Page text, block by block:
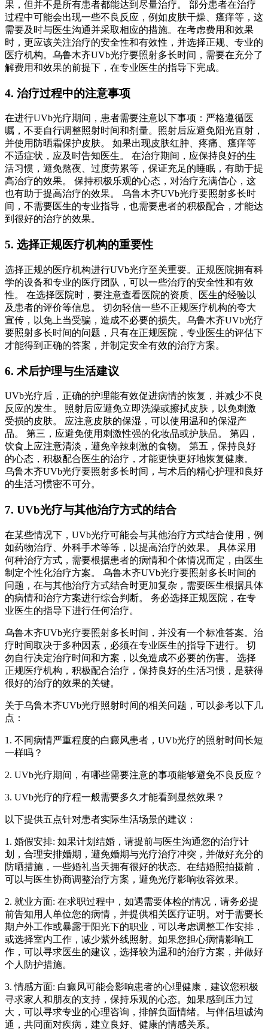
果，但并不是所有患者都能达到尽量治疗。 部分患者在治疗
过程中可能会出现一些不良反应，例如皮肤干燥、瘙痒等，这
需要及时与医生沟通并采取相应的措施。在考虑费用和效果
时，更应该关注治疗的安全性和有效性，并选择正规、专业的
医疗机构。乌鲁木齐UVb光疗要照射多长时间，需要在充分了
解费用和效果的前提下，在专业医生的指导下完成。
4. 治疗过程中的注意事项
在进行UVb光疗期间，患者需要注意以下事项：严格遵循医
嘱，不要自行调整照射时间和剂量。照射后应避免阳光直射，
并使用防晒霜保护皮肤。 如果出现皮肤红肿、疼痛、瘙痒等
不适症状，应及时告知医生。 在治疗期间，应保持良好的生
活习惯，避免熬夜、过度劳累等，保证充足的睡眠，有助于提
高治疗的效果。 保持积极乐观的心态，对治疗充满信心，这
也有助于提高治疗的效果。 乌鲁木齐UVb光疗要照射多长时
间，不需要医生的专业指导，也需要患者的积极配合，才能达
到很好的治疗的效果。
5. 选择正规医疗机构的重要性
选择正规的医疗机构进行UVb光疗至关重要。正规医院拥有科
学的设备和专业的医疗团队，可以一些治疗的安全性和有效
性。 在选择医院时，要注意查看医院的资质、医生的经验以
及患者的评价等信息。 切勿轻信一些不正规医疗机构的夸大
宣传，以免上当受骗，造成不必要的损失。乌鲁木齐UVb光疗
要照射多长时间的问题，只有在正规医院，专业医生的评估下
才能得到正确的答案，并制定安全有效的治疗方案。
6. 术后护理与生活建议
UVb光疗后，正确的护理能有效促进病情的恢复，并减少不良
反应的发生。 照射后应避免立即洗澡或擦拭皮肤，以免刺激
受损的皮肤。 应注意皮肤的保湿，可以使用温和的保湿产
品。 第三，应避免使用刺激性强的化妆品或护肤品。 第四，
饮食上应注意清淡，避免辛辣刺激的食物。 第五，保持良好
的心态，积极配合医生的治疗，才能更快更好地恢复健康。
乌鲁木齐UVb光疗要照射多长时间，与术后的精心护理和良好
的生活习惯密不可分。
7. UVb光疗与其他治疗方式的结合
在某些情况下，UVb光疗可能会与其他治疗方式结合使用，例
如药物治疗、外科手术等等，以提高治疗的效果。 具体采用
何种治疗方式，需要根据患者的病情和个体情况而定，由医生
制定个性化治疗方案。 乌鲁木齐UVb光疗要照射多长时间的
问题，在与其他治疗方式结合时更加复杂，需要医生根据具体
的病情和治疗方案进行综合判断。 务必选择正规医院，在专
业医生的指导下进行任何治疗。
乌鲁木齐UVb光疗要照射多长时间，并没有一个标准答案。治
疗时间取决于多种因素，必须在专业医生的指导下进行。 切
勿自行决定治疗时间和方案，以免造成不必要的伤害。 选择
正规医疗机构，积极配合治疗，保持良好的生活习惯，是获得
很好的治疗的效果的关键。
关于乌鲁木齐UVb光疗照射时间的相关问题，可以参考以下几
点：
1. 不同病情严重程度的白癜风患者，UVb光疗的照射时间长短
一样吗？
2. UVb光疗期间，有哪些需要注意的事项能够避免不良反应？
3. UVb光疗的疗程一般需要多久才能看到显然效果？
以下提供五点针对患者实际生活场景的建议：
1. 婚假安排: 如果计划结婚，请提前与医生沟通您的治疗计
划，合理安排婚期，避免婚期与光疗治疗冲突，并做好充分的
防晒措施，一些婚礼当天拥有很好的状态。在结婚照拍摄前，
可以与医生协商调整治疗方案，避免光疗影响妆容效果。
2. 就业方面: 在求职过程中，如遇需要体检的情况，请务必提
前告知用人单位您的病情，并提供相关医疗证明。对于需要长
期户外工作或暴露于阳光下的职业，可以考虑调整工作安排，
或选择室内工作，减少紫外线照射。如果您担心病情影响工
作，可以寻求医生的建议，选择较为温和的治疗方案，并做好
个人防护措施。
3. 情感方面: 白癜风可能会影响患者的心理健康，建议您积极
寻求家人和朋友的支持，保持乐观的心态。如果感到压力过
大，可以寻求专业的心理咨询，排解负面情绪。与伴侣坦诚沟
通，共同面对疾病，建立良好、健康的情感关系。